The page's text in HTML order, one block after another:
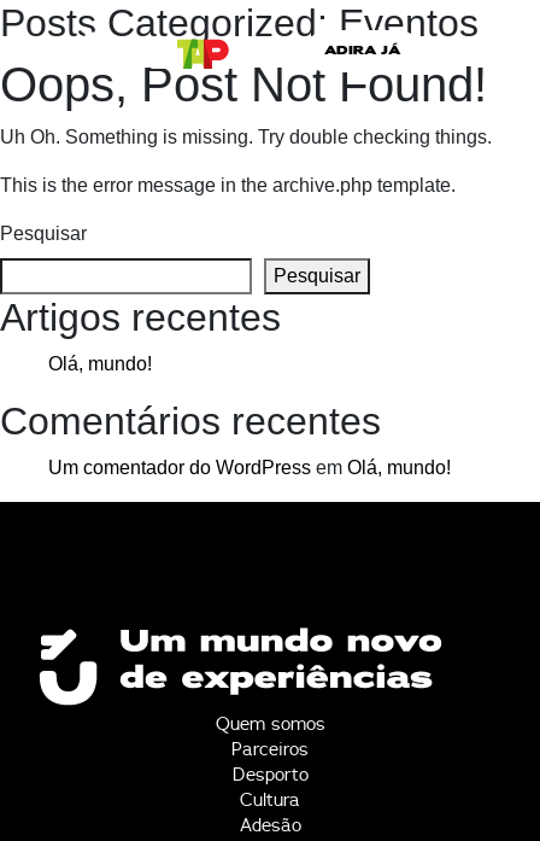
ADIRA JÁ
Posts Categorized: Eventos
Oops, Post Not Found!
Uh Oh. Something is missing. Try double checking things.
This is the error message in the archive.php template.
Pesquisar
Pesquisar
Artigos recentes
Olá, mundo!
Comentários recentes
Um comentador do WordPress em Olá, mundo!
Quem somos
Parceiros
Desporto
Cultura
Adesão